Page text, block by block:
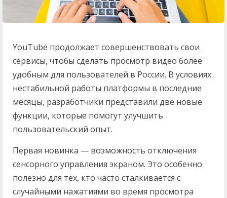
YouTube продолжает совершенствовать свои
сервисы, чтобы сделать просмотр видео более
удобным для пользователей в России. В условиях
нестабильной работы платформы в последние
месяцы, разработчики представили две новые
функции, которые помогут улучшить
пользовательский опыт.
Первая новинка — возможность отключения
сенсорного управления экраном. Это особенно
полезно для тех, кто часто сталкивается с
случайными нажатиями во время просмотра